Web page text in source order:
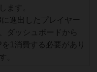
します。
に進出したプレイヤー
ダッシュボードから
を1消費する必要があり
。